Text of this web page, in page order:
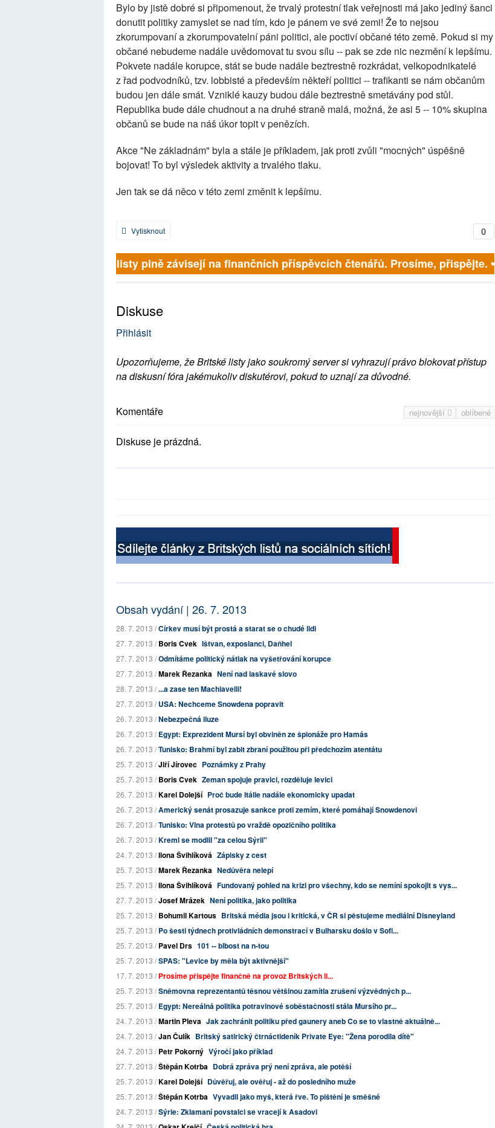
Bylo by jistě dobré si připomenout, že trvalý protestní tlak veřejnosti má jako jediný šanci
donutit politiky zamyslet se nad tím, kdo je pánem ve své zemi! Že to nejsou
zkorumpovaní a zkorumpovatelní páni politici, ale poctiví občané této země. Pokud si my
občané nebudeme nadále uvědomovat tu svou sílu -- pak se zde nic nezmění k lepšímu.
Pokvete nadále korupce, stát se bude nadále beztrestně rozkrádat, velkopodnikatelé
z řad podvodníků, tzv. lobbisté a především někteří politici -- trafikanti se nám občanům
budou jen dále smát. Vzniklé kauzy budou dále beztrestně smetávány pod stůl.
Republika bude dále chudnout a na druhé straně malá, možná, že asi 5 -- 10% skupina
občanů se bude na náš úkor topit v penězích.
Akce "Ne základnám" byla a stále je příkladem, jak proti zvůli "mocných" úspěšně
bojovat! To byl výsledek aktivity a trvalého tlaku.
Jen tak se dá něco v této zemi změnit k lepšímu.
0
Vytisknout
Britské listy plně závisejí na finančních příspěvcích čtenářů. Prosíme, přispějte. ➥
Diskuse
Přihlásit
Upozorňujeme, že Britské listy jako soukromý server si vyhrazují právo blokovat přístup
na diskusní fóra jakémukoliv diskutérovi, pokud to uznají za důvodné.
nejnovější oblíbené
Komentáře
Diskuse je prázdná.
Obsah vydání | 26. 7. 2013
28. 7. 2013 /Církev musí být prostá a starat se o chudé lidi
27. 7. 2013 /Boris Cvek Ištvan, exposlanci, Daňhel
27. 7. 2013 /Odmítáme politický nátlak na vyšetřování korupce
27. 7. 2013 /Marek Řezanka Není nad laskavé slovo
28. 7. 2013 /...a zase ten Machiavelli!
27. 7. 2013 /USA: Nechceme Snowdena popravit
26. 7. 2013 /Nebezpečná iluze
26. 7. 2013 /Egypt: Exprezident Mursí byl obviněn ze špionáže pro Hamás
26. 7. 2013 /Tunisko: Brahmí byl zabit zbraní použitou při předchozím atentátu
25. 7. 2013 /Jiří Jírovec Poznámky z Prahy
25. 7. 2013 /Boris Cvek Zeman spojuje pravici, rozděluje levici
26. 7. 2013 /Karel Dolejší Proč bude Itálie nadále ekonomicky upadat
26. 7. 2013 /Americký senát prosazuje sankce proti zemím, které pomáhají Snowdenovi
26. 7. 2013 /Tunisko: Vlna protestů po vraždě opozičního politika
26. 7. 2013 /Kreml se modlil "za celou Sýrii"
24. 7. 2013 /Ilona Švihlíková Zápisky z cest
25. 7. 2013 /Marek Řezanka Nedůvěra nelepí
25. 7. 2013 /Ilona Švihlíková Fundovaný pohled na krizi pro všechny, kdo se nemíní spokojit s vys...
27. 7. 2013 /Josef Mrázek Není politika, jako politika
25. 7. 2013 /Bohumil Kartous Britská média jsou i kritická, v ČR si pěstujeme mediální Disneyland
25. 7. 2013 /Po šesti týdnech protivládních demonstrací v Bulharsku došlo v Sofi...
25. 7. 2013 /Pavel Drs 101 -- blbost na n-tou
25. 7. 2013 /SPAS: "Levice by měla být aktivnější"
17. 7. 2013 /Prosíme přispějte finančně na provoz Britských li...
25. 7. 2013 /Sněmovna reprezentantů těsnou většinou zamítla zrušení výzvědných p...
25. 7. 2013 /Egypt: Nereálná politika potravinové soběstačnosti stála Mursího pr...
24. 7. 2013 /Martin Pleva Jak zachránit politiku před gaunery aneb Co se to vlastně aktuálně...
24. 7. 2013 /Jan Čulík Britský satirický čtrnáctideník Private Eye: "Žena porodila dítě"
24. 7. 2013 /Petr Pokorný Výročí jako příklad
27. 7. 2013 /Štěpán Kotrba Dobrá zpráva prý není zpráva, ale potěší
25. 7. 2013 /Karel Dolejší Důvěřuj, ale ověřuj - až do posledního muže
25. 7. 2013 /Štěpán Kotrba Vyvadil jako myš, která řve. To pištění je směšné
24. 7. 2013 /Sýrie: Zklamaní povstalci se vracejí k Asadovi